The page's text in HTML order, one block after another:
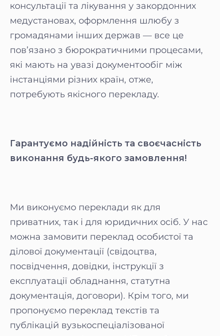
консультації та лікування у закордонних
медустановах, оформлення шлюбу з
громадянами інших держав — все це
пов’язано з бюрократичними процесами,
які мають на увазі документообіг між
інстанціями різних країн, отже,
потребують якісного перекладу.
Гарантуємо надійність та своєчасність
виконання будь-якого замовлення!
Ми виконуємо переклади як для
приватних, так і для юридичних осіб. У нас
можна замовити переклад особистої та
ділової документації (свідоцтва,
посвідчення, довідки, інструкції з
експлуатації обладнання, статутна
документація, договори). Крім того, ми
пропонуємо переклад текстів та
публікацій вузькоспеціалізованої